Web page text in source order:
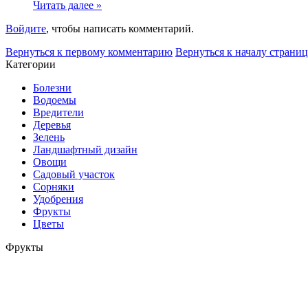
Читать далее »
Войдите, чтобы написать комментарий.
Вернуться к первому комментарию Вернуться к началу
Категории
Болезни
Водоемы
Вредители
Деревья
Зелень
Ландшафтный дизайн
Овощи
Садовый участок
Сорняки
Удобрения
Фрукты
Цветы
Фрукты